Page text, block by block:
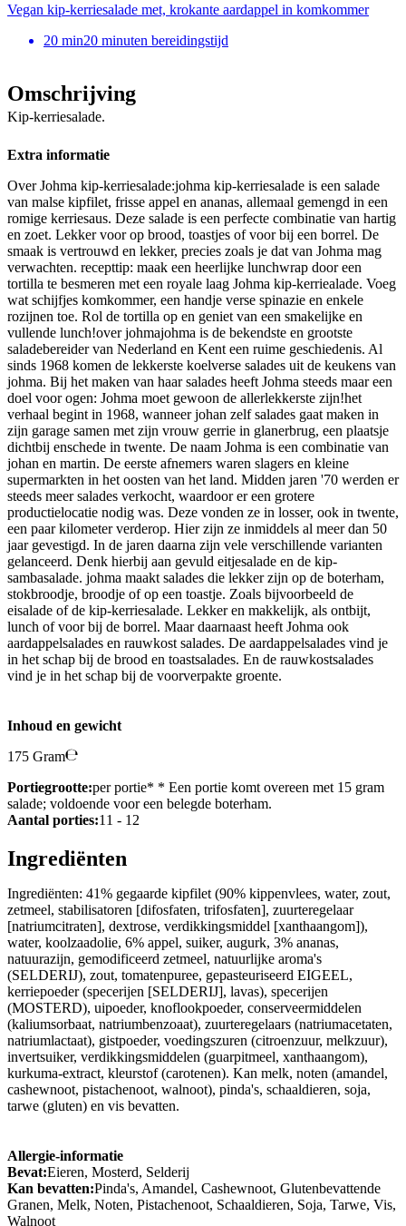
Vegan kip-kerriesalade met, krokante aardappel in komkommer
20 min20 minuten bereidingstijd
Omschrijving
Kip-kerriesalade.
Extra informatie
Over Johma kip-kerriesalade:johma kip-kerriesalade is een salade
van malse kipfilet, frisse appel en ananas, allemaal gemengd in een
romige kerriesaus. Deze salade is een perfecte combinatie van hartig
en zoet. Lekker voor op brood, toastjes of voor bij een borrel. De
smaak is vertrouwd en lekker, precies zoals je dat van Johma mag
verwachten. recepttip: maak een heerlijke lunchwrap door een
tortilla te besmeren met een royale laag Johma kip-kerriealade. Voeg
wat schijfjes komkommer, een handje verse spinazie en enkele
rozijnen toe. Rol de tortilla op en geniet van een smakelijke en
vullende lunch!over johmajohma is de bekendste en grootste
saladebereider van Nederland en Kent een ruime geschiedenis. Al
sinds 1968 komen de lekkerste koelverse salades uit de keukens van
johma. Bij het maken van haar salades heeft Johma steeds maar een
doel voor ogen: Johma moet gewoon de allerlekkerste zijn!het
verhaal begint in 1968, wanneer johan zelf salades gaat maken in
zijn garage samen met zijn vrouw gerrie in glanerbrug, een plaatsje
dichtbij enschede in twente. De naam Johma is een combinatie van
johan en martin. De eerste afnemers waren slagers en kleine
supermarkten in het oosten van het land. Midden jaren '70 werden er
steeds meer salades verkocht, waardoor er een grotere
productielocatie nodig was. Deze vonden ze in losser, ook in twente,
een paar kilometer verderop. Hier zijn ze inmiddels al meer dan 50
jaar gevestigd. In de jaren daarna zijn vele verschillende varianten
gelanceerd. Denk hierbij aan gevuld eitjesalade en de kip-
sambasalade. johma maakt salades die lekker zijn op de boterham,
stokbroodje, broodje of op een toastje. Zoals bijvoorbeeld de
eisalade of de kip-kerriesalade. Lekker en makkelijk, als ontbijt,
lunch of voor bij de borrel. Maar daarnaast heeft Johma ook
aardappelsalades en rauwkost salades. De aardappelsalades vind je
in het schap bij de brood en toastsalades. En de rauwkostsalades
vind je in het schap bij de voorverpakte groente.
Inhoud en gewicht
175 Gram
Portiegrootte:per portie* * Een portie komt overeen met 15 gram
salade; voldoende voor een belegde boterham.
Aantal porties:11 - 12
Ingrediënten
Ingrediënten: 41% gegaarde kipfilet (90% kippenvlees, water, zout,
zetmeel, stabilisatoren [difosfaten, trifosfaten], zuurteregelaar
[natriumcitraten], dextrose, verdikkingsmiddel [xanthaangom]),
water, koolzaadolie, 6% appel, suiker, augurk, 3% ananas,
natuurazijn, gemodificeerd zetmeel, natuurlijke aroma's
(SELDERIJ), zout, tomatenpuree, gepasteuriseerd EIGEEL,
kerriepoeder (specerijen [SELDERIJ], lavas), specerijen
(MOSTERD), uipoeder, knoflookpoeder, conserveermiddelen
(kaliumsorbaat, natriumbenzoaat), zuurteregelaars (natriumacetaten,
natriumlactaat), gistpoeder, voedingszuren (citroenzuur, melkzuur),
invertsuiker, verdikkingsmiddelen (guarpitmeel, xanthaangom),
kurkuma-extract, kleurstof (carotenen). Kan melk, noten (amandel,
cashewnoot, pistachenoot, walnoot), pinda's, schaaldieren, soja,
tarwe (gluten) en vis bevatten.
Allergie-informatie
Bevat:Eieren, Mosterd, Selderij
Kan bevatten:Pinda's, Amandel, Cashewnoot, Glutenbevattende
Granen, Melk, Noten, Pistachenoot, Schaaldieren, Soja, Tarwe, Vis,
Walnoot